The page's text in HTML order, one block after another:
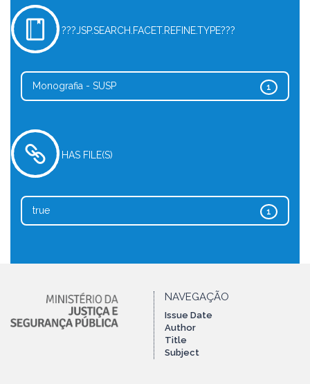
???JSP.SEARCH.FACET.REFINE.TYPE???
1
Monografia - SUSP
HAS FILE(S)
1
true
NAVEGAÇÃO
Issue Date
Author
Title
Subject